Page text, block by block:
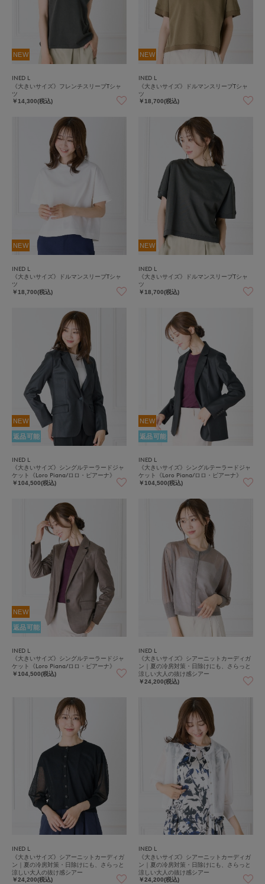
NEW
INED L
《大きいサイズ》フレンチスリーブTシャ
ツ
￥14,300(税込)
NEW
INED L
《大きいサイズ》ドルマンスリーブTシャ
ツ
￥18,700(税込)
NEW
INED L
《大きいサイズ》ドルマンスリーブTシャ
ツ
￥18,700(税込)
NEW
INED L
《大きいサイズ》ドルマンスリーブTシャ
ツ
￥18,700(税込)
NEW
返品可能
INED L
《大きいサイズ》シングルテーラードジャ
ケット《Loro Piana/ロロ・ピアーナ》
￥104,500(税込)
NEW
返品可能
INED L
《大きいサイズ》シングルテーラードジャ
ケット《Loro Piana/ロロ・ピアーナ》
￥104,500(税込)
NEW
返品可能
INED L
《大きいサイズ》シングルテーラードジャ
ケット《Loro Piana/ロロ・ピアーナ》
￥104,500(税込)
INED L
《大きいサイズ》シアーニットカーディガ
ン｜夏の冷房対策・日除けにも、さらっと
涼しい大人の抜け感シアー
￥24,200(税込)
INED L
《大きいサイズ》シアーニットカーディガ
ン｜夏の冷房対策・日除けにも、さらっと
涼しい大人の抜け感シアー
￥24,200(税込)
INED L
《大きいサイズ》シアーニットカーディガ
ン｜夏の冷房対策・日除けにも、さらっと
涼しい大人の抜け感シアー
￥24,200(税込)